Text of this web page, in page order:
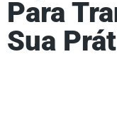
Para
Sua